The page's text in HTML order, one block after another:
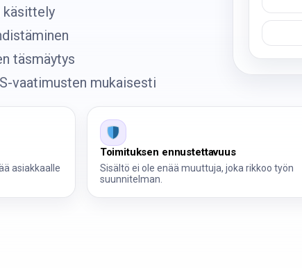
käsittely
täsmäytys
vaatimusten mukaisesti
asiakkaalle
Toimituksen ennustettavuus
Sisältö ei ole enää muuttuja, joka rikkoo työn
suunnitelman.